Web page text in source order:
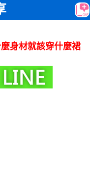
身材就該穿什麼裙